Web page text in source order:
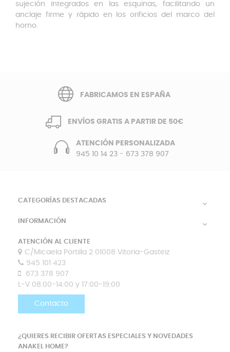
sujeción integrados en las esquinas, facilitando un
anclaje firme y rápido en los orificios del marco del
horno.
FABRICAMOS EN ESPAÑA
ENVÍOS GRATIS A PARTIR DE 50€
ATENCIÓN PERSONALIZADA
945 10 14 23- 673 378 907
CATEGORÍAS DESTACADAS 
INFORMACIÓN 
ATENCIÓN AL CLIENTE
C/Micaela Portilla 2 01008 Vitoria-Gasteiz
945 101 423
673 378 907
L-V 08:00-14:00 y 17:00-19:00
Contacto
¿QUIERES RECIBIR OFERTAS ESPECIALES Y NOVEDADES
ANAKEL HOME?